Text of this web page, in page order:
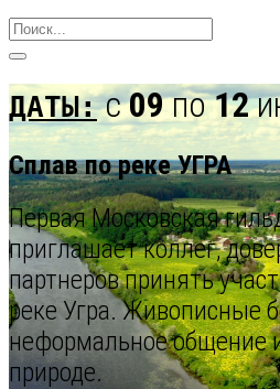
ДАТЫ:с09по12
Сплав по реке УГРА
Первая Московская
приглашает коллег,
партнеров принять
реке Угра. Живописные
неформальное общение
природе.